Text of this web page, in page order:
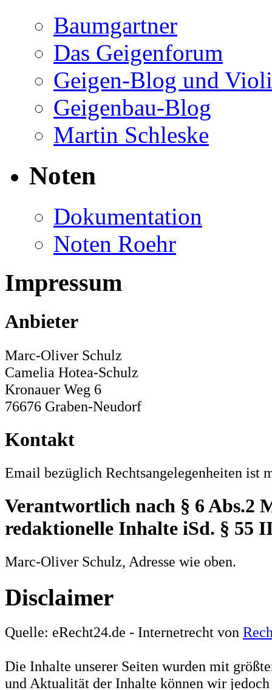
Baumgartner
Das Geigenforum
Geigen-Blog und
Geigenbau-Blog
Martin Schleske
Noten
Dokumentation
Noten Roehr
Impressum
Anbieter
Marc-Oliver Schulz
Camelia Hotea-Schulz
Kronauer Weg 6
76676 Graben-Neudorf
Kontakt
Email bezüglich Rechtsangelegenheiten ist
Verantwortlich nach § 6 Abs.2
redaktionelle Inhalte iSd. § 55
Marc-Oliver Schulz, Adresse wie oben.
Disclaimer
Quelle: eRecht24.de - Internetrecht von
Die Inhalte unserer Seiten wurden mit
und Aktualität der Inhalte können wir